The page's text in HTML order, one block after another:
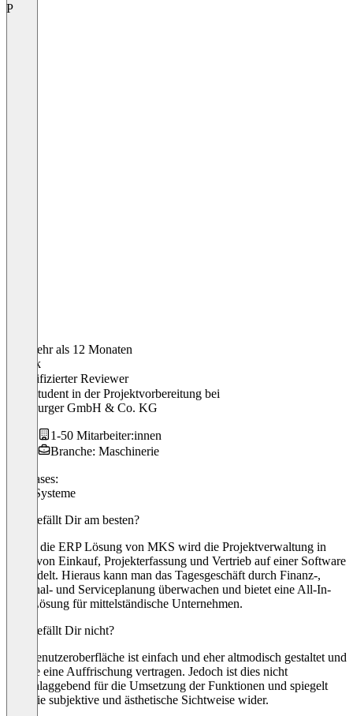
P
Vor mehr als 12 Monaten
Patrick
Verifizierter Reviewer
Werkstudent in der Projektvorbereitung bei
Homburger GmbH & Co. KG
1-50 Mitarbeiter:innen
Branche: Maschinerie
Use cases:
ERP-Systeme
Was gefällt Dir am besten?
Ueber die ERP Lösung von MKS wird die Projektverwaltung in
Form von Einkauf, Projekterfassung und Vertrieb auf einer Software
gebündelt. Hieraus kann man das Tagesgeschäft durch Finanz-,
Personal- und Serviceplanung überwachen und bietet eine All-In-
One-Lösung für mittelständische Unternehmen.
Was gefällt Dir nicht?
Die Benutzeroberfläche ist einfach und eher altmodisch gestaltet und
könnte eine Auffrischung vertragen. Jedoch ist dies nicht
ausschlaggebend für die Umsetzung der Funktionen und spiegelt
eher die subjektive und ästhetische Sichtweise wider.